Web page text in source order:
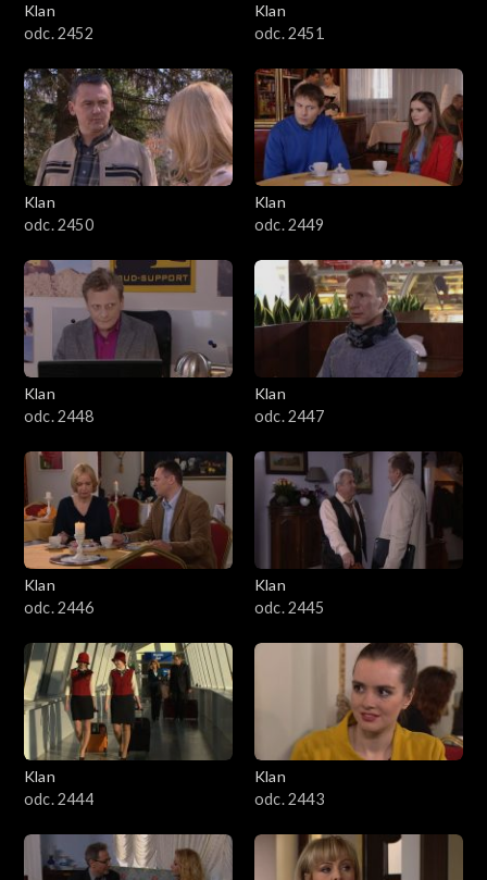
Klan
odc. 2452
Klan
odc. 2451
Klan
odc. 2450
Klan
odc. 2449
Klan
odc. 2448
Klan
odc. 2447
Klan
odc. 2446
Klan
odc. 2445
Klan
odc. 2444
Klan
odc. 2443